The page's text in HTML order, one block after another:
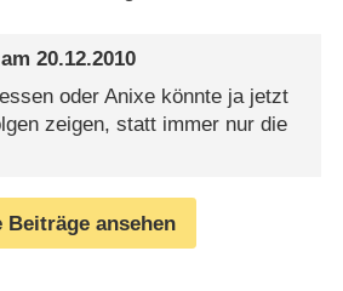
am20.12.2010
oder Anixe könnte ja jetzt
zeigen, statt immer nur die
Beiträge ansehen